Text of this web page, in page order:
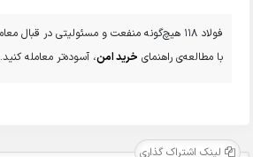
فولاد 118 هیچ‌گونه منفعت و مسئولیتی در قبال معامله شما ندارد.
با مطالعه‌ی راهنمای خرید امن، آسوده‌تر معامله کنید.
لینک اشتراک گذاری